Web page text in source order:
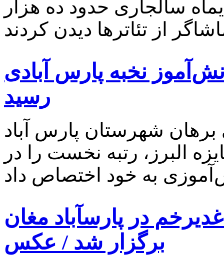
سالجاری حدود ده هزار
نخبه پارس آبادی
رسید
برهان شهرستان پارس آباد
البرز، رتبه نخست را در
در پارسآباد مغان
برگزار شد / عکس